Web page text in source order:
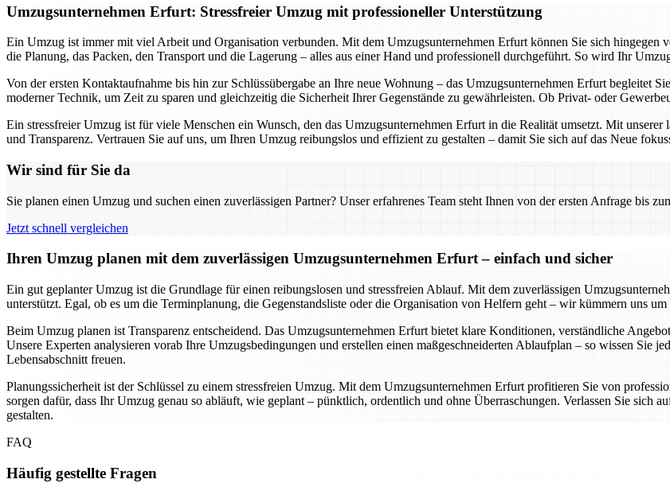
Umzugsunternehmen Erfurt: Stressfreier Umzug mit professioneller Unterstützung
Ein Umzug ist immer mit viel Arbeit und Organisation verbunden. Mit dem Umzugsunternehmen Erfurt können Sie sich hingegen
die Planung, das Packen, den Transport und die Lagerung – alles aus einer Hand und professionell durchgeführt. So wird Ihr
Von der ersten Kontaktaufnahme bis hin zur Schlüssübergabe an Ihre neue Wohnung – das Umzugsunternehmen Erfurt begleitet
moderner Technik, um Zeit zu sparen und gleichzeitig die Sicherheit Ihrer Gegenstände zu gewährleisten. Ob Privat- oder
Ein stressfreier Umzug ist für viele Menschen ein Wunsch, den das Umzugsunternehmen Erfurt in die Realität umsetzt. Mit
und Transparenz. Vertrauen Sie auf uns, um Ihren Umzug reibungslos und effizient zu gestalten – damit Sie sich auf das Neue
Wir sind für Sie da
Sie planen einen Umzug und suchen einen zuverlässigen Partner? Unser erfahrenes Team steht Ihnen von der ersten Anfrage bis
Jetzt schnell vergleichen
Ihren Umzug planen mit dem zuverlässigen Umzugsunternehmen Erfurt – einfach und sicher
Ein gut geplanter Umzug ist die Grundlage für einen reibungslosen und stressfreien Ablauf. Mit dem zuverlässigen
unterstützt. Egal, ob es um die Terminplanung, die Gegenstandsliste oder die Organisation von Helfern geht – wir kümmern uns
Beim Umzug planen ist Transparenz entscheidend. Das Umzugsunternehmen Erfurt bietet klare Konditionen, verständliche
Unsere Experten analysieren vorab Ihre Umzugsbedingungen und erstellen einen maßgeschneiderten Ablaufplan – so wissen Sie
Lebensabschnitt freuen.
Planungssicherheit ist der Schlüssel zu einem stressfreien Umzug. Mit dem Umzugsunternehmen Erfurt profitieren Sie von
sorgen dafür, dass Ihr Umzug genau so abläuft, wie geplant – pünktlich, ordentlich und ohne Überraschungen. Verlassen Sie sich
gestalten.
FAQ
Häufig gestellte Fragen